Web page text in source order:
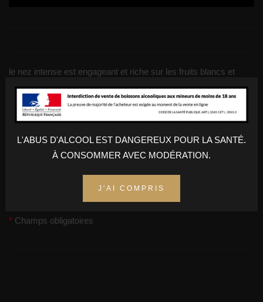
le nez intense est engageant et riche sur les fruits blancs et
jaunes très mûrs et sur les fruits exotiques. La bouche est
ample, et ronde, accompagnée par la fraîcheur, on retrouve des
notes gourmandes de fruits jaunes comme la pêche et la prune.
Champs obligatoires
AJOUTER AU PANIER
L'ABUS D'ALCOOL EST DANGEREUX POUR LA SANTÉ.
À CONSOMMER AVEC MODÉRATION.
J'AI COMPRIS